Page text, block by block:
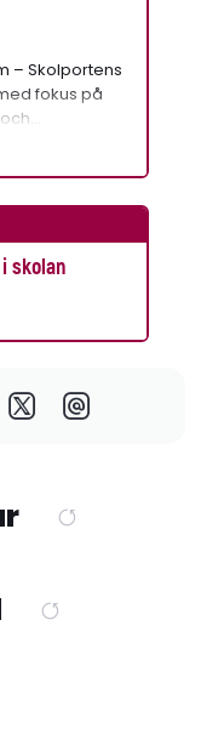
– Skolportens
fokus på
skolan